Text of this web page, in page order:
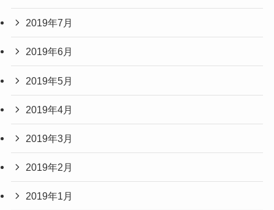
2019年7月
2019年6月
2019年5月
2019年4月
2019年3月
2019年2月
2019年1月